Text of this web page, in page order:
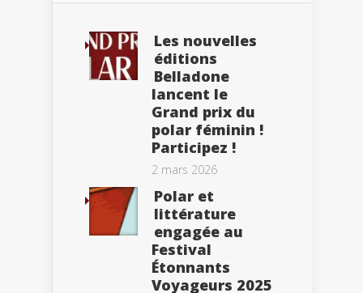
Les nouvelles
éditions
Belladone
lancent le
Grand prix du
polar féminin !
Participez !
2 mars 2026
Polar et
littérature
engagée au
Festival
Étonnants
Voyageurs 2025